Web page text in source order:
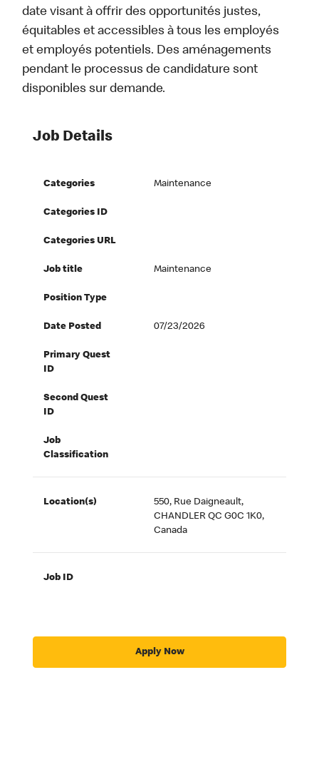
date visant à offrir des opportunités justes,
équitables et accessibles à tous les employés
et employés potentiels. Des aménagements
pendant le processus de candidature sont
disponibles sur demande.
Job Details
Categories Maintenance
Categories ID
Categories URL
Job title Maintenance
Position Type
Date Posted 07/23/2026
Primary Quest
ID
Second Quest
ID
Job
Classification
Location(s)
550, Rue Daigneault,
CHANDLER QC G0C 1K0,
Canada
Job ID
Apply Now